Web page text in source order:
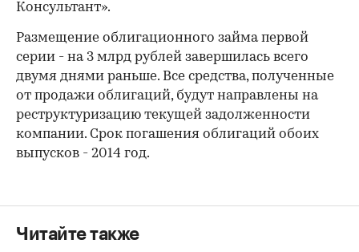
Консультант».
Размещение облигационного займа первой
серии - на 3 млрд рублей завершилась всего
двумя днями раньше. Все средства, полученные
от продажи облигаций, будут направлены на
реструктуризацию текущей задолженности
компании. Срок погашения облигаций обоих
выпусков - 2014 год.
Читайте также